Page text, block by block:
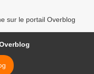
sur le portail Overblog